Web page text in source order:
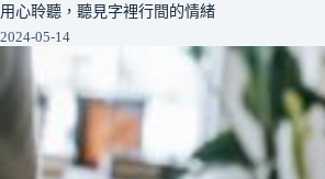
用心聆聽，聽見字裡行間的情緒
2024-05-14